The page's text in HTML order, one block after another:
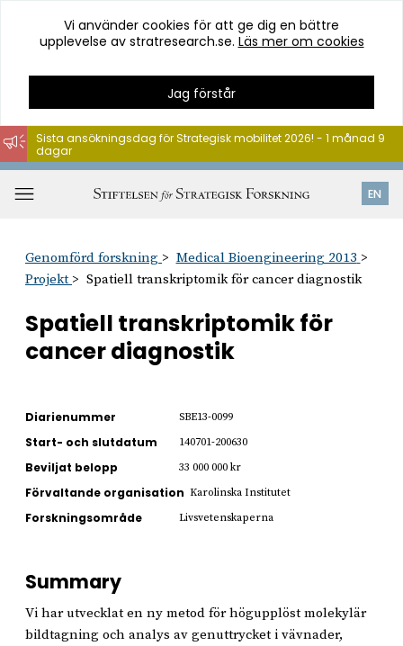
Hoppa
till
innehåll
Vi använder cookies för att ge dig en bättre
upplevelse av stratresearch.se. Läs mer om cookies
Jag förstår
EN
Sista ansökningsdag för Strategisk mobilitet 2026! - 1 månad 9
dagar
Genomförd forskning
Medical Bioengineering 2013
Projekt
Spatiell transkriptomik för cancer diagnostik
Spatiell transkriptomik för
cancer diagnostik
Diarienummer SBE13-0099
Start- och slutdatum 140701-200630
Beviljat belopp 33 000 000 kr
Förvaltande organisation Karolinska Institutet
Forskningsområde Livsvetenskaperna
Summary
Vi har utvecklat en ny metod för högupplöst molekylär
bildtagning och analys av genuttrycket i vävnader,